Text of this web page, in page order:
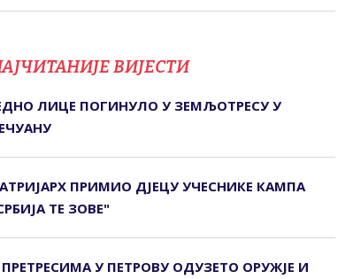
ВИЈЕСТИ
ЛИЦЕ ПОГИНУЛО У ЗЕМЉОТРЕСУ У
ПРИМИО ДЈЕЦУ УЧЕСНИКЕ КАМПА
ТЕ ЗОВЕ"
У ПЕТРОВУ ОДУЗЕТО ОРУЖЈЕ И